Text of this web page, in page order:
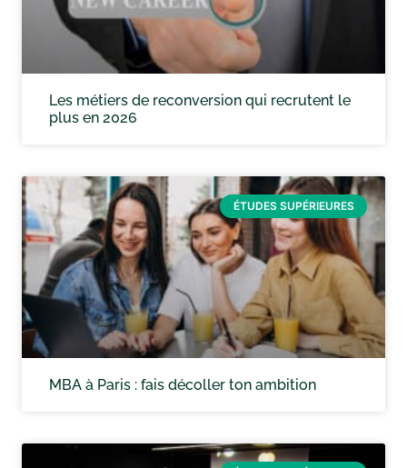
Les métiers de reconversion qui recrutent le
plus en 2026
ÉTUDES SUPÉRIEURES
MBA à Paris : fais décoller ton ambition